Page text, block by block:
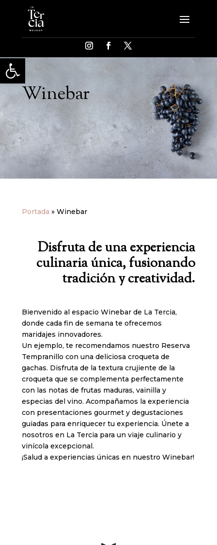
Abrir barra de herramientas
Winebar
Portada » Winebar
Disfruta de una experiencia
culinaria única, fusionando
tradición y creatividad.
Bienvenido al espacio Winebar de La Tercia,
donde cada fin de semana te ofrecemos
maridajes innovadores.
Un ejemplo, te recomendamos nuestro Reserva
Tempranillo con una deliciosa croqueta de
gachas. Disfruta de la textura crujiente de la
croqueta que se complementa perfectamente
con las notas de frutas maduras, vainilla y
especias del vino. Acompañamos la experiencia
con presentaciones gourmet y degustaciones
guiadas para enriquecer tu experiencia. Únete a
nosotros en La Tercia para un viaje culinario y
vinícola excepcional.
¡Salud a experiencias únicas en nuestro Winebar!